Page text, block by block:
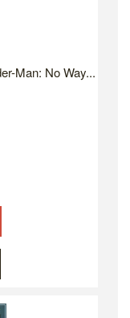
Man: No Way...